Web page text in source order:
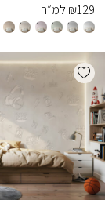
₪129 למ״ר
Add wishlist